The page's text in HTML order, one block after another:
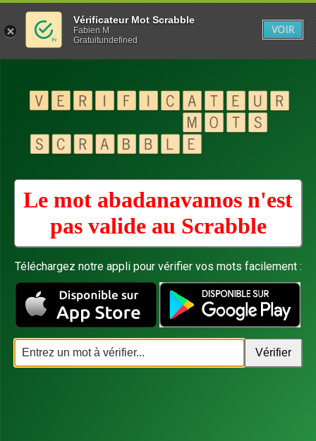
Le mot abadanavamos n'est
pas valide au Scrabble
Téléchargez notre appli pour vérifier vos mots facilement :
Vérificateur Mot Scrabble
Fabien M
Gratuitundefined
VOIR